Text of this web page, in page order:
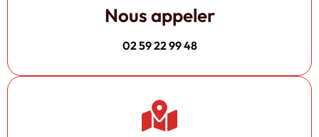
Nous appeler
02 59 22 99 48